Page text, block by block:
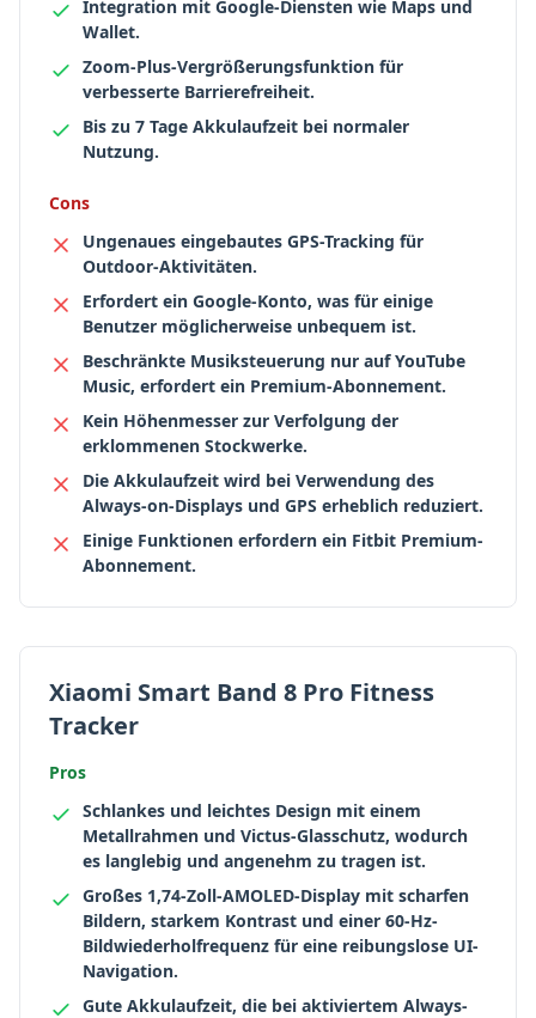
Integration mit Google-Diensten wie Maps und
Wallet.
Zoom-Plus-Vergrößerungsfunktion für
verbesserte Barrierefreiheit.
Bis zu 7 Tage Akkulaufzeit bei normaler
Nutzung.
Cons
Ungenaues eingebautes GPS-Tracking für
Outdoor-Aktivitäten.
Erfordert ein Google-Konto, was für einige
Benutzer möglicherweise unbequem ist.
Beschränkte Musiksteuerung nur auf YouTube
Music, erfordert ein Premium-Abonnement.
Kein Höhenmesser zur Verfolgung der
erklommenen Stockwerke.
Die Akkulaufzeit wird bei Verwendung des
Always-on-Displays und GPS erheblich reduziert.
Einige Funktionen erfordern ein Fitbit Premium-
Abonnement.
Xiaomi Smart Band 8 Pro Fitness
Tracker
Pros
Schlankes und leichtes Design mit einem
Metallrahmen und Victus-Glasschutz, wodurch
es langlebig und angenehm zu tragen ist.
Großes 1,74-Zoll-AMOLED-Display mit scharfen
Bildern, starkem Kontrast und einer 60-Hz-
Bildwiederholfrequenz für eine reibungslose UI-
Navigation.
Gute Akkulaufzeit, die bei aktiviertem Always-